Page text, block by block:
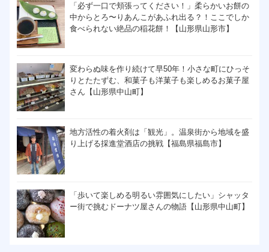
「必ず一口で頬張ってください！」柔らかいお餅の
中からとろ〜りあんこがあふれ出る？！ここでしか
食べられない絶品の稲花餅！【山形県山形市】
変わらぬ味を作り続けて早50年！小さな町にひっそ
りとたたずむ、和菓子も洋菓子も楽しめるお菓子屋
さん【山形県中山町】
地方活性の着火剤は「観光」。温泉街から地域を盛
り上げる採進堂酒店の挑戦【福島県福島市】
「歩いて楽しめる明るい雰囲気にしたい」シャッタ
ー街で挑むドーナツ屋さんの物語【山形県中山町】